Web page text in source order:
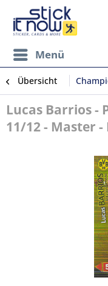
Menü
Übersicht
Lucas Barrios -
11/12 - Master